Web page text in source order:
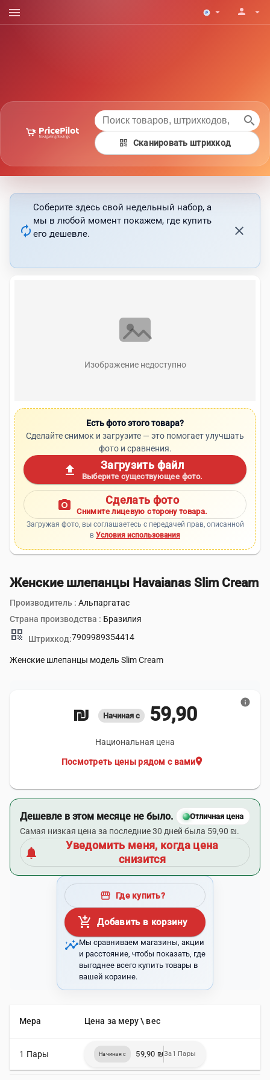
menu arrow_drop_down person arrow_drop_down
search
qr_code Сканировать штрихкод
autorenew
Соберите здесь свой недельный набор, а
мы в любой момент покажем, где купить
его дешевле.
close
Изображение недоступно
Есть фото этого товара?
Сделайте снимок и загрузите — это помогает улучшать
фото и сравнения.
upload Загрузить файл
Выберите существующее фото.
photo_camera Сделать фото
Снимите лицевую сторону товара.
Загружая фото, вы соглашаетесь с передачей прав, описанной
в Условия использования
Женские шлепанцы Havaianas Slim Cream
Производитель : Альпаргатас
Страна производства : Бразилия
qr_code Штрихкод:7909989354414
Женские шлепанцы модель Slim Cream
Начиная с 59,90 ₪
Национальная цена
location_on
Посмотреть цены рядом с вами
info
Дешевле в этом месяце не было. Отличная цена
Самая низкая цена за последние 30 дней была 59,90 ₪.
notifications
Уведомить меня, когда цена
снизится
storefront Где купить?
add_shopping_cart Добавить в корзину
insightsМы сравниваем магазины, акции
и расстояние, чтобы показать, где
выгоднее всего купить товары в
вашей корзине.
Мера Цена за меру \ вес
1 Пары Начиная с 59,90 ₪За1 Пары